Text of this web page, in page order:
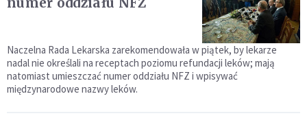
Naczelna Rada Lekarska zarekomendowała w piątek, by lekarze
nadal nie określali na receptach poziomu refundacji leków; mają
natomiast umieszczać numer oddziału NFZ i wpisywać
międzynarodowe nazwy leków.